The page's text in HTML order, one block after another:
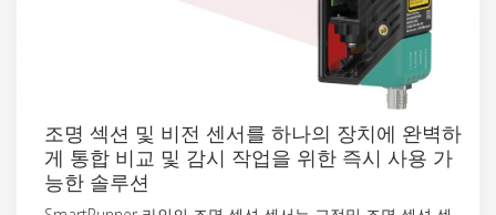
조명 섹션 및 비전 센서를 하나의 장치에 완벽하
게 통합 비교 및 감시 작업을 위한 즉시 사용 가
능한 솔루션